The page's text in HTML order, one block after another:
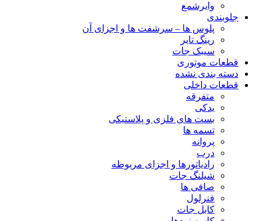
وایرشمع
جلوبندی
پلوس ها – سرشفت ها و اجزای آن
رینگ تایر
سیبک جات
قطعات موتوری
دسته بندی نشده
قطعات داخلی
متفرقه
یدکی
بست های فلزی و پلاستیکی
تسمه ها
پروانه
درب
رادیاتورها و اجزای مربوطه
شیلنگ جات
صافی ها
فنرلول
کابل جات